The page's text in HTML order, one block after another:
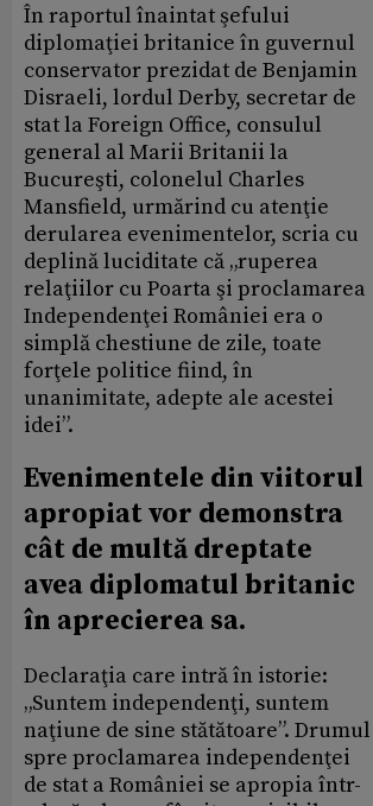
În raportul înaintat şefului
diplomaţiei britanice în guvernul
conservator prezidat de Benjamin
Disraeli, lordul Derby, secretar de
stat la Foreign Office, consulul
general al Marii Britanii la
Bucureşti, colonelul Charles
Mansfield, urmărind cu atenţie
derularea evenimentelor, scria cu
deplină luciditate că „ruperea
relaţiilor cu Poarta şi proclamarea
Independenţei României era o
simplă chestiune de zile, toate
forţele politice fiind, în
unanimitate, adepte ale acestei
idei”.
Evenimentele din viitorul
apropiat vor demonstra
cât de multă dreptate
avea diplomatul britanic
în aprecierea sa.
Declaraţia care intră în istorie:
„Suntem independenţi, suntem
naţiune de sine stătătoare”. Drumul
spre proclamarea independenţei
de stat a României se apropia într-